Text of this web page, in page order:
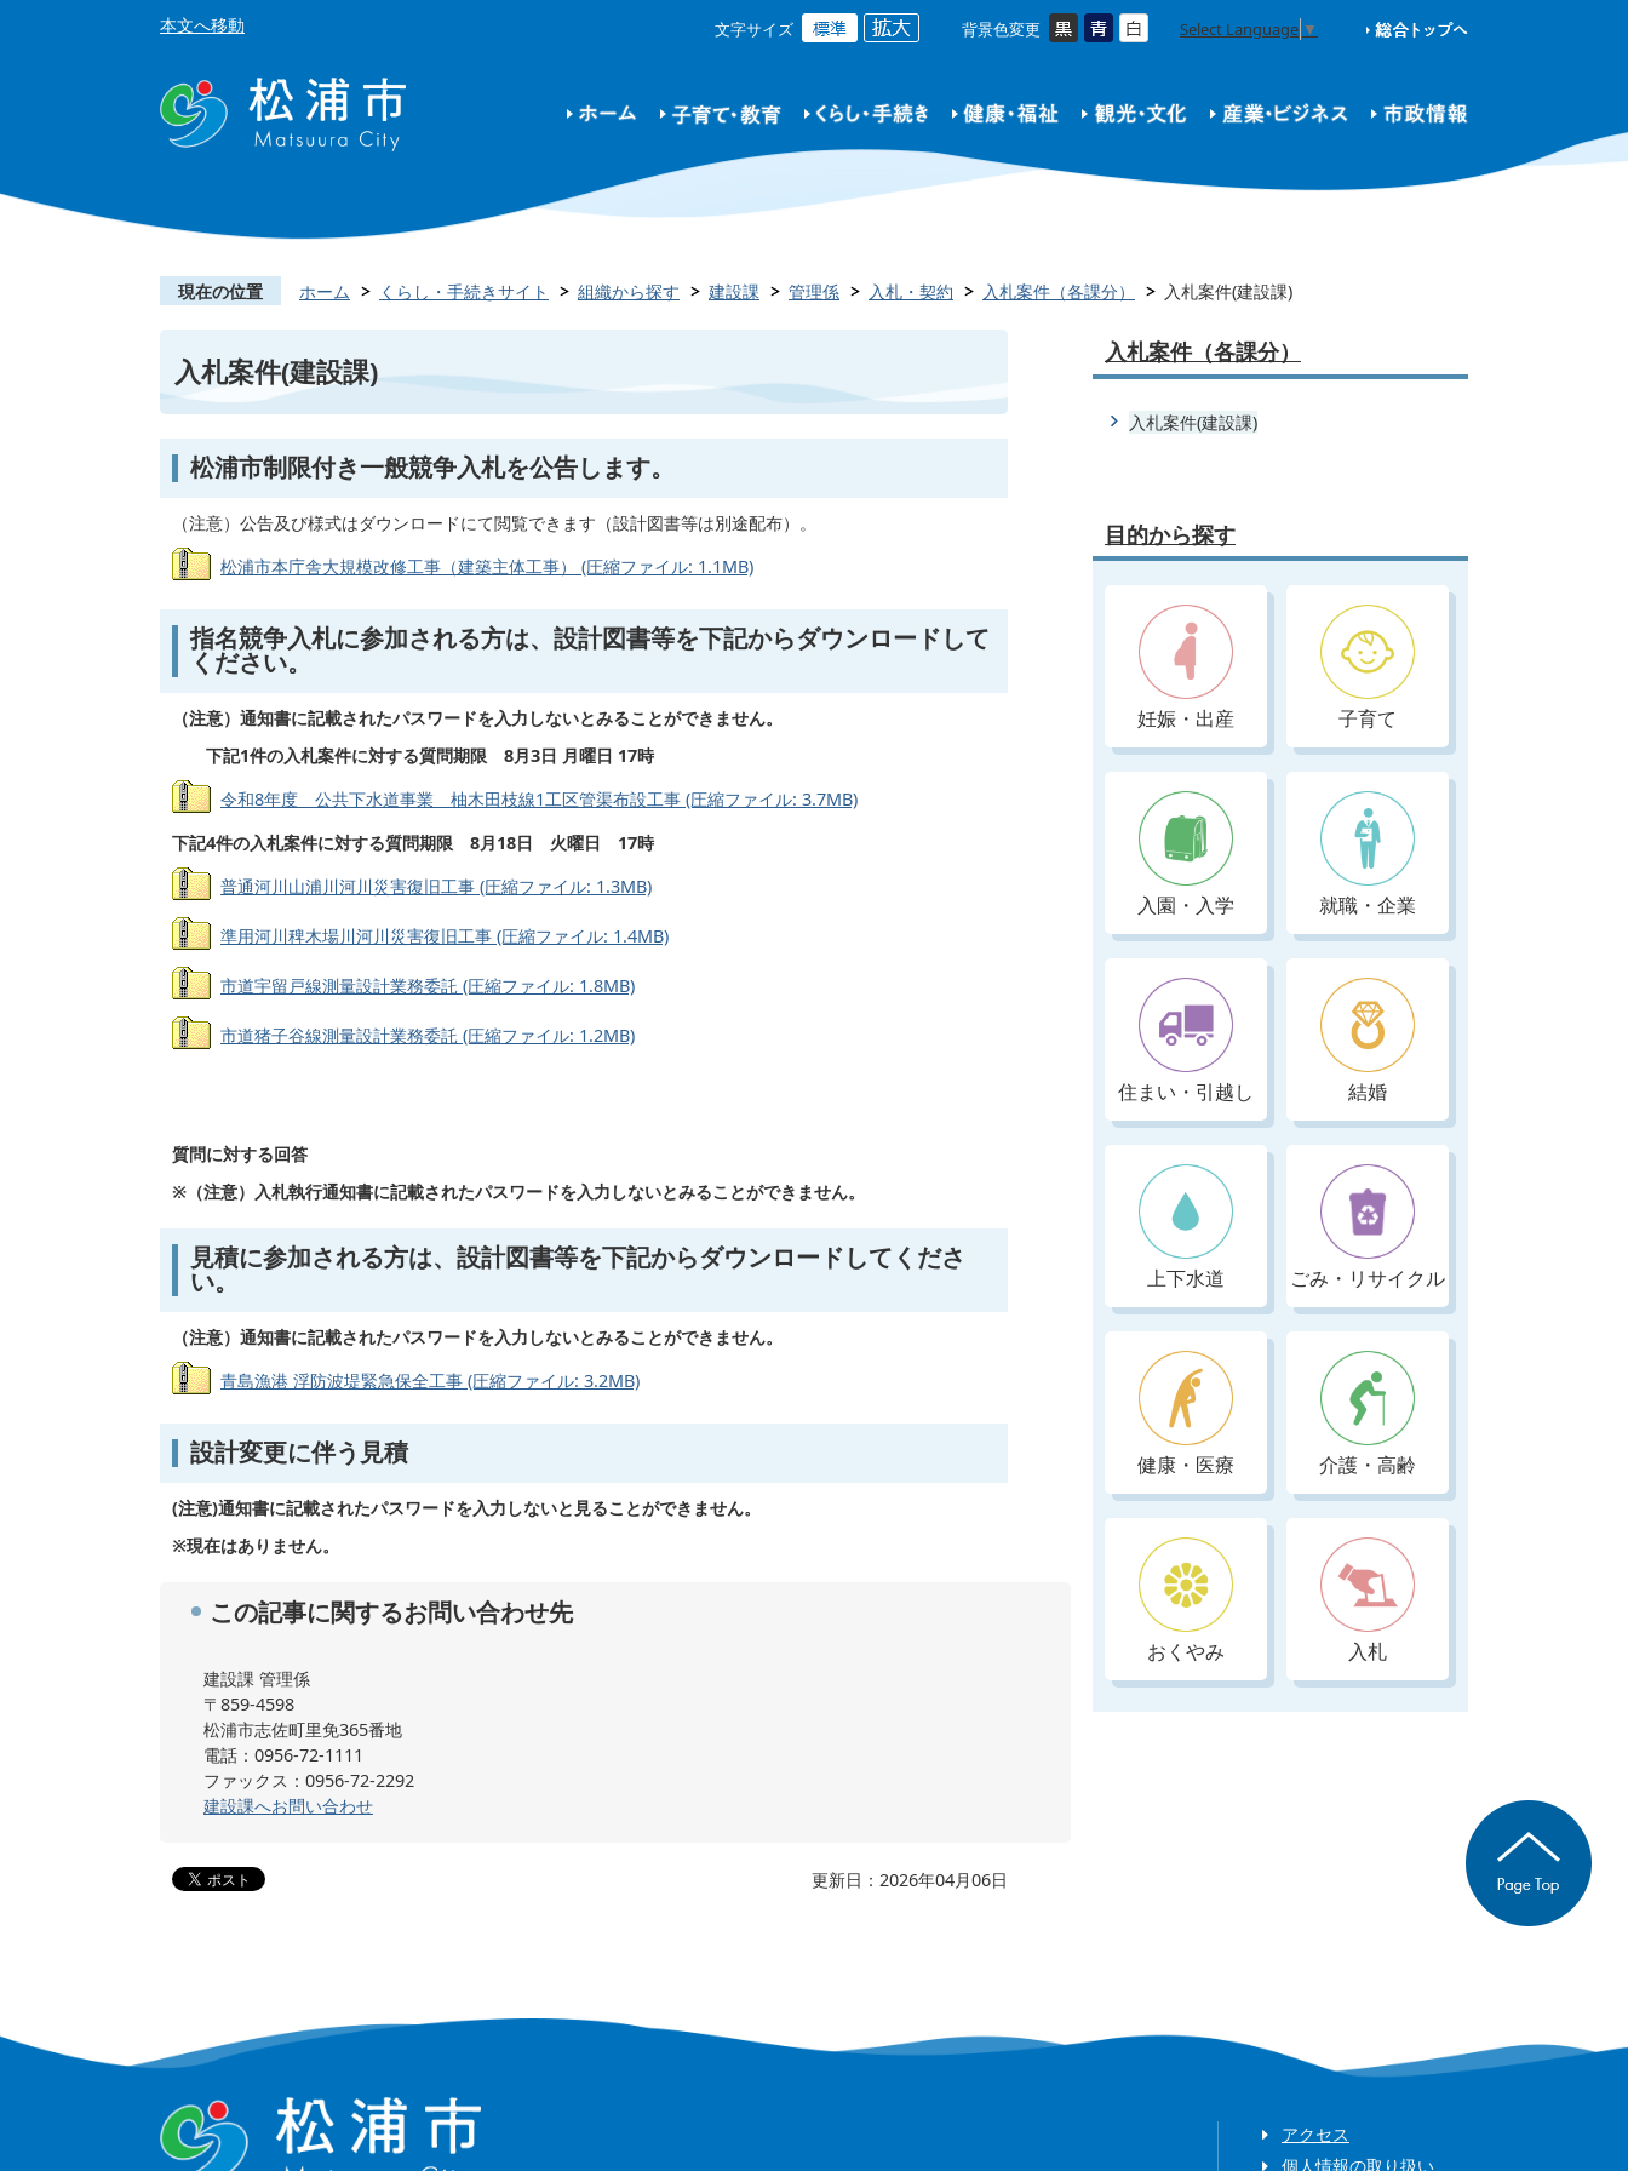
本文へ移動 文字サイズ 背景色変更 Select Language ▼
現在の位置 ホーム くらし・手続きサイト 組織から探す 建設課 管理係 入札・契約 入札案件（各課分） 入札案件(建設課)
入札案件(建設課)
松浦市制限付き一般競争入札を公告します。
（注意）公告及び様式はダウンロードにて閲覧できます（設計図書等は別途配布）。
松浦市本庁舎大規模改修工事（建築主体工事） (圧縮ファイル: 1.1MB)
指名競争入札に参加される方は、設計図書等を下記からダウンロードして
ください。
（注意）通知書に記載されたパスワードを入力しないとみることができません。
下記1件の入札案件に対する質問期限 8月3日 月曜日 17時
令和8年度 公共下水道事業 柚木田枝線1工区管渠布設工事 (圧縮ファイル: 3.7MB)
下記4件の入札案件に対する質問期限 8月18日 火曜日 17時
普通河川山浦川河川災害復旧工事 (圧縮ファイル: 1.3MB)
準用河川稗木場川河川災害復旧工事 (圧縮ファイル: 1.4MB)
市道宇留戸線測量設計業務委託 (圧縮ファイル: 1.8MB)
市道猪子谷線測量設計業務委託 (圧縮ファイル: 1.2MB)
質問に対する回答
※（注意）入札執行通知書に記載されたパスワードを入力しないとみることができません。
見積に参加される方は、設計図書等を下記からダウンロードしてくださ
い。
（注意）通知書に記載されたパスワードを入力しないとみることができません。
青島漁港 浮防波堤緊急保全工事 (圧縮ファイル: 3.2MB)
設計変更に伴う見積
(注意)通知書に記載されたパスワードを入力しないと見ることができません。
※現在はありません。
この記事に関するお問い合わせ先
建設課 管理係
〒859-4598
松浦市志佐町里免365番地
電話：0956-72-1111
ファックス：0956-72-2292
建設課へお問い合わせ
更新日：2026年04月06日
入札案件（各課分）
入札案件(建設課)
目的から探す
妊娠・出産 子育て
入園・入学 就職・企業
住まい・引越し 結婚
上下水道 ごみ・リサイクル
健康・医療 介護・高齢
おくやみ 入札
アクセス
個人情報の取り扱い